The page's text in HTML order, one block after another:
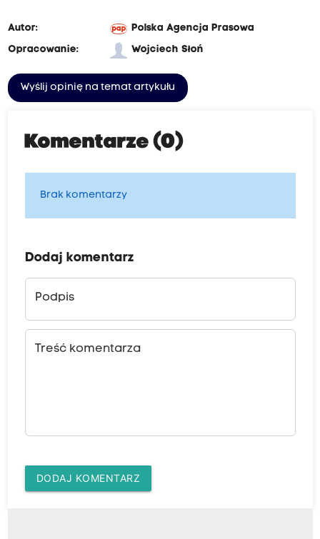
Autor:
Polska Agencja Prasowa
Opracowanie:
Wojciech Słoń
Wyślij opinię na temat artykułu
Komentarze (0)
Brak komentarzy
Dodaj komentarz
Podpis
Treść komentarza
DODAJ KOMENTARZ